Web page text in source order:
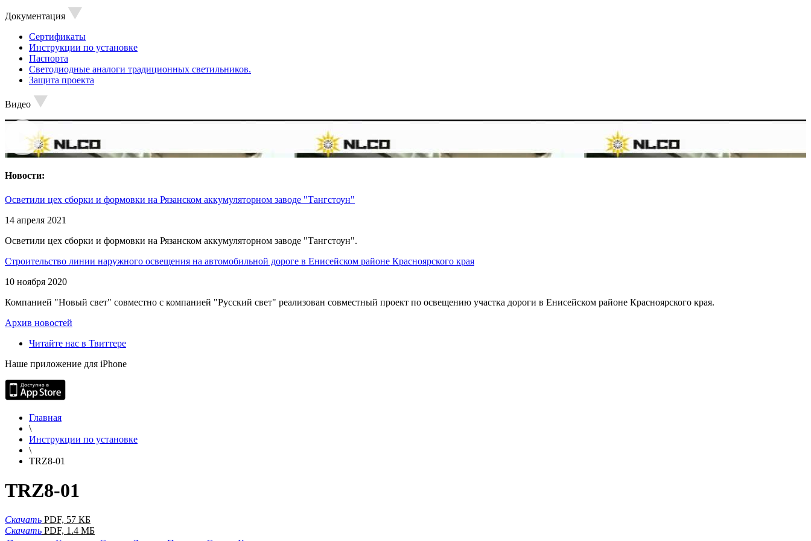
Документация
Сертификаты
Инструкции по установке
Паспорта
Светодиодные аналоги традиционных светильников.
Защита проекта
Видео
Новости:
Осветили цех сборки и формовки на Рязанском аккумуляторном заводе "Тангстоун"
14 апреля 2021
Осветили цех сборки и формовки на Рязанском аккумуляторном заводе "Тангстоун".
Строительство линии наружного освещения на автомобильной дороге в Енисейском районе Красноярского края
10 ноября 2020
Компанией "Новый свет" совместно с компанией "Русский свет" реализован совместный проект по освещению участка дороги в Енисейском районе Красноярского края.
Архив новостей
Читайте нас в Твиттере
Наше приложение для iPhone
Главная
\
Инструкции по установке
\
TRZ8-01
TRZ8-01
Скачать PDF, 57 КБ
Скачать PDF, 1.4 МБ